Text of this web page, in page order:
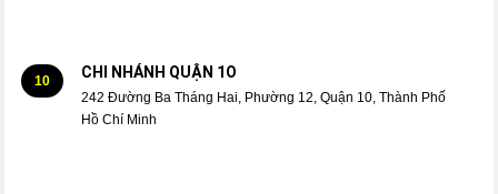
10 CHI NHÁNH QUẬN 1O
242 Đường Ba Tháng Hai, Phường 12, Quận 10, Thành Phố
Hồ Chí Minh